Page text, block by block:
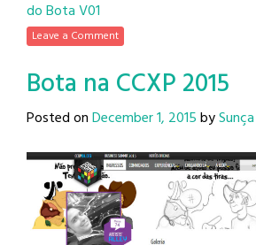
do Bota V01
Leave a Comment
Bota na CCXP 2015
Posted onDecember 1, 2015bySunça